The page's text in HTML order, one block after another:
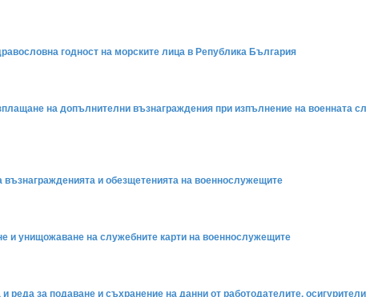
годност на морските лица в Република България
на допълнителни възнаграждения при изпълнение на военната
и обезщетенията на военнослужещите
и унищожаване на служебните карти на военнослужещите
за подаване и съхранение на данни от работодателите,